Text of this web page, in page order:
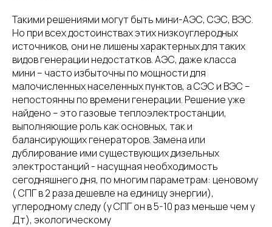
Такими решениями могут быть мини-АЭС, СЭС, ВЭС.
Но при всех достоинствах этих низкоуглеродных
источников, они не лишены характерных для таких
видов генерации недостатков. АЭС, даже класса
мини – часто избыточны по мощности для
малочисленных населенных пунктов, а СЭС и ВЭС –
непостоянны по времени генерации. Решение уже
найдено – это газовые теплоэлектростанции,
выполняющие роль как основных, так и
балансирующих генераторов. Замена или
дублирование ими существующих дизельных
электростанций - насущная необходимость
сегодняшнего дня, по многим параметрам: ценовому
( СПГ в 2 раза дешевле на единицу энергии),
углеродному следу (у СПГ он в 5-10 раз меньше чем у
Дт), экологическому